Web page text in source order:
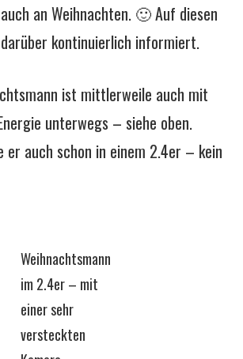
an Weihnachten. 🙂 Auf diesen
kontinuierlich informiert.
ist mittlerweile auch mit
unterwegs – siehe oben.
er auch schon in einem 2.4er – kein
Weihnachtsmann
im 2.4er – mit
einer sehr
versteckten